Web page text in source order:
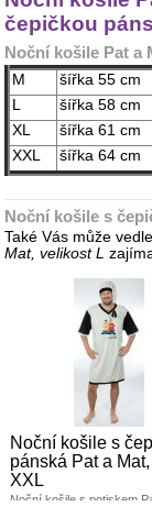
čepičkou
Noční košile Pat a
M šířka 55 cm
L
šířka 58 cm
XL
šířka 61 cm
XXL
šířka 64 cm
Noční košile s
Také Vás může
Mat, velikost L
Noční košile s
pánská Pat a
XXL
Noční košile s potiskem